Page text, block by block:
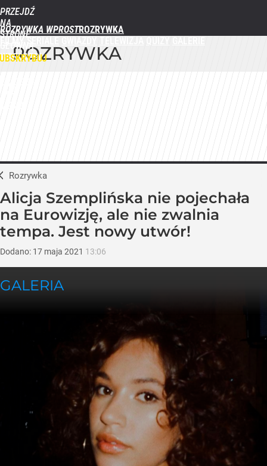
PRZEJDŹ
NA
STRONĘ
GŁÓWNĄ
WPROST.PL
ROZRYWKA WPROST
ROZRYWKA
Rozrywka
Alicja Szemplińska nie pojechała
na Eurowizję, ale nie zwalnia
tempa. Jest nowy utwór!
Dodano: 17 maja 2021 13:06